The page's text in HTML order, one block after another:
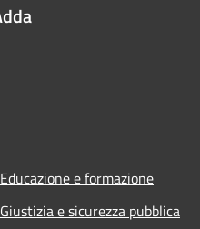
Educazione e formazione
Giustizia e sicurezza pubblica